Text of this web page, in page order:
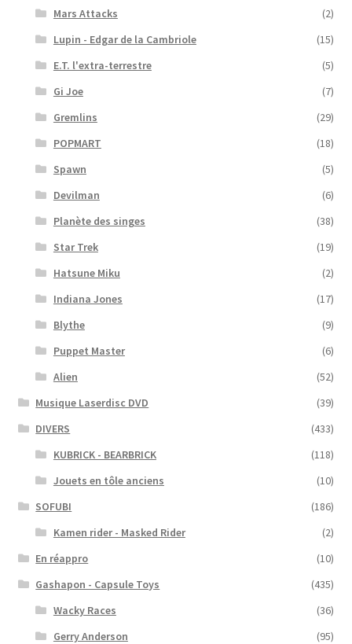
Mars Attacks
(2)
Lupin - Edgar de la Cambriole
(15)
E.T. l'extra-terrestre
(5)
Gi Joe
(7)
Gremlins
(29)
POPMART
(18)
Spawn
(5)
Devilman
(6)
Planète des singes
(38)
Star Trek
(19)
Hatsune Miku
(2)
Indiana Jones
(17)
Blythe
(9)
Puppet Master
(6)
Alien
(52)
Musique Laserdisc DVD
(39)
DIVERS
(433)
KUBRICK - BEARBRICK
(118)
Jouets en tôle anciens
(10)
SOFUBI
(186)
Kamen rider - Masked Rider
(2)
En réappro
(10)
Gashapon - Capsule Toys
(435)
Wacky Races
(36)
Gerry Anderson
(95)